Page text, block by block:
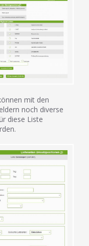
mit den
noch diverse
diese Liste